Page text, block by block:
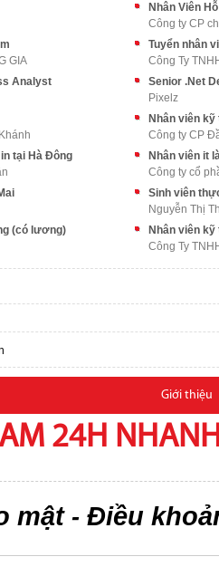
Nhân Viên
Công ty CP
GIA
Tuyển nhân
Công Ty
Analyst
Senior .Net
Pixelz
Nhân viên
Công ty CP
tại Hà Đông
Nhân viên it
Công ty cổ
Sinh viên
Nguyễn Thị
(có lương)
Nhân viên
Công Ty
Giới thiệu
24H
mật- Điều